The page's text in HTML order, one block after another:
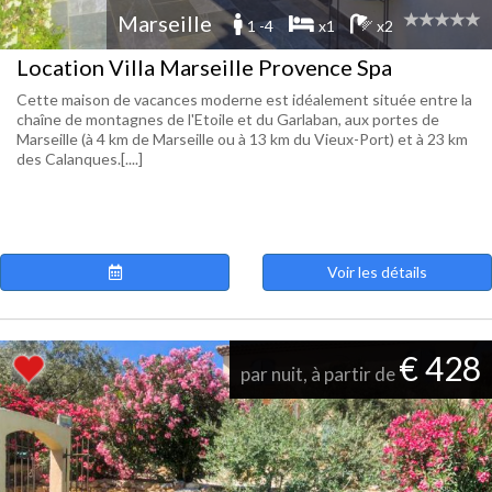
Marseille 1 -4 x1 x2
Location Villa Marseille Provence Spa
Cette maison de vacances moderne est idéalement située entre la
chaîne de montagnes de l'Etoile et du Garlaban, aux portes de
Marseille (à 4 km de Marseille ou à 13 km du Vieux-Port) et à 23 km
des Calanques.[....]
Voir les détails
par nuit, à partir de€ 428